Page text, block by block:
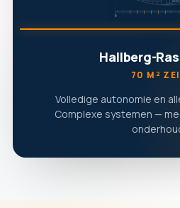
Hallberg-
70 M²
Volledige autonomie en
Complexe systemen —